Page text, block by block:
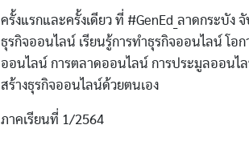
ครั้งแรกและครั้งเดียว ที่ #GenEd_ลาดกระบัง
ธุรกิจออนไลน์ เรียนรู้การทำธุรกิจออนไลน์ โอ
ออนไลน์ การตลาดออนไลน์ การประมูลออนไ
สร้างธุรกิจออนไลน์ด้วยตนเอง
ภาคเรียนที่ 1/2564